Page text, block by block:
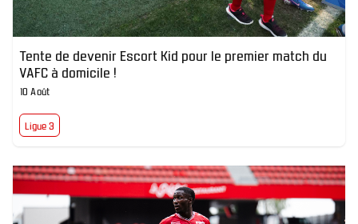
Tente de devenir Escort Kid pour le premier match du
VAFC à domicile !
10 Août
Ligue 3